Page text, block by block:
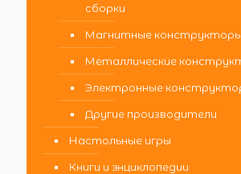
сборки
Магнитные конструкторы
Металлические
Электронные
Другие производители
Настольные игры
Книги и энциклопедии